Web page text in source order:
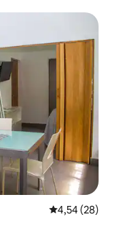
Prosječna
4,54 (28)